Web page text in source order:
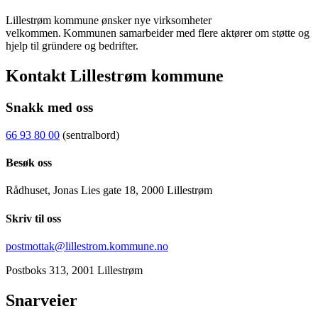
Lillestrøm kommune ønsker nye virksomheter
velkommen. Kommunen samarbeider med flere aktører om støtte og
hjelp til gründere og bedrifter.
Kontakt Lillestrøm kommune
Snakk med oss
66 93 80 00 (sentralbord)
Besøk oss
Rådhuset, Jonas Lies gate 18, 2000 Lillestrøm
Skriv til oss
postmottak@lillestrom.kommune.no
Postboks 313, 2001 Lillestrøm
Snarveier